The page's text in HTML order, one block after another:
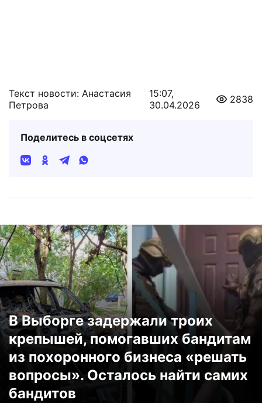
Текст новости: Анастасия
Петрова
15:07,
30.04.2026
2838
Поделитесь в соцсетях
В Выборге задержали троих
крепышей, помогавших бандитам
из похоронного бизнеса «решать
вопросы». Осталось найти самих
бандитов